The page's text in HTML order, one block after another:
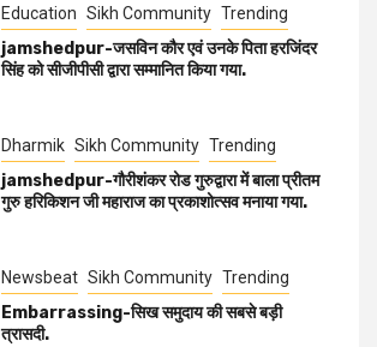
Education Sikh Community Trending
jamshedpur-जसविन कौर एवं उनके पिता हरजिंदर
सिंह को सीजीपीसी द्वारा सम्मानित किया गया.
Dharmik Sikh Community Trending
jamshedpur-गौरीशंकर रोड गुरुद्वारा में बाला प्रीतम
गुरु हरिकिशन जी महाराज का प्रकाशोत्सव मनाया गया.
Newsbeat Sikh Community Trending
Embarrassing-सिख समुदाय की सबसे बड़ी
त्रासदी.